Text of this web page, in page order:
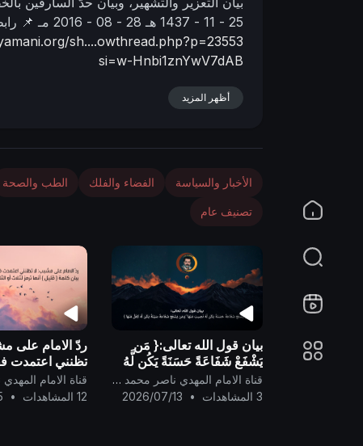
n25 - 11 - 1437 هـ
28 - 08 - 2016 مـ 📌
sh....owthread.php?p=23553
si=w-Hnbi1znYwV7dAB
أظهر المزيد
الأخبار والسياسة الفضاء والفلك الطب والصحة
تصنيف عام
بيان قول الله تعالى:{ مَن
يَشْفَعْ شَفَاعَةً حَسَنَةً يَكُن لَّهُ
نَصِيبٌ مِّنْهَا ۖ وَمَن يَشْفَعْ
شَفَاعَةً سَيِّئَةً يَكُن لَّهُ كِفْلٌ م
قناة الامام المهدي ناصر محمد اليماني
3 المشاهدات
•
2026/07/13
ردّ الامام على
تظنني اعتمدت
بيان كلمة { قَلِيْل
لثلاث أو الثلث..
12 المشاهدات
•